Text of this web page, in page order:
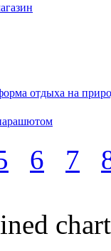
отдыха на
6 7